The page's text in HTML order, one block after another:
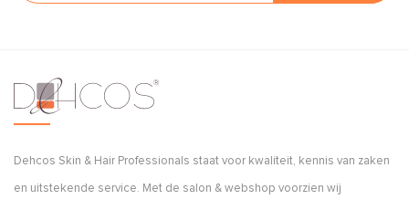
Dehcos Skin & Hair Professionals staat voor kwaliteit, kennis van zaken
en uitstekende service. Met de salon & webshop voorzien wij